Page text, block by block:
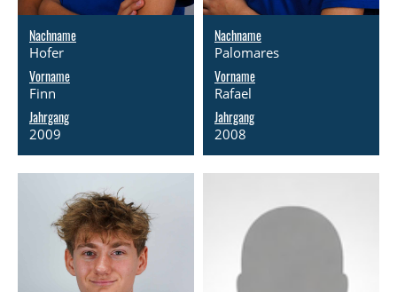
Nachname
Hofer
Vorname
Finn
Jahrgang
2009
Nachname
Palomares
Vorname
Rafael
Jahrgang
2008